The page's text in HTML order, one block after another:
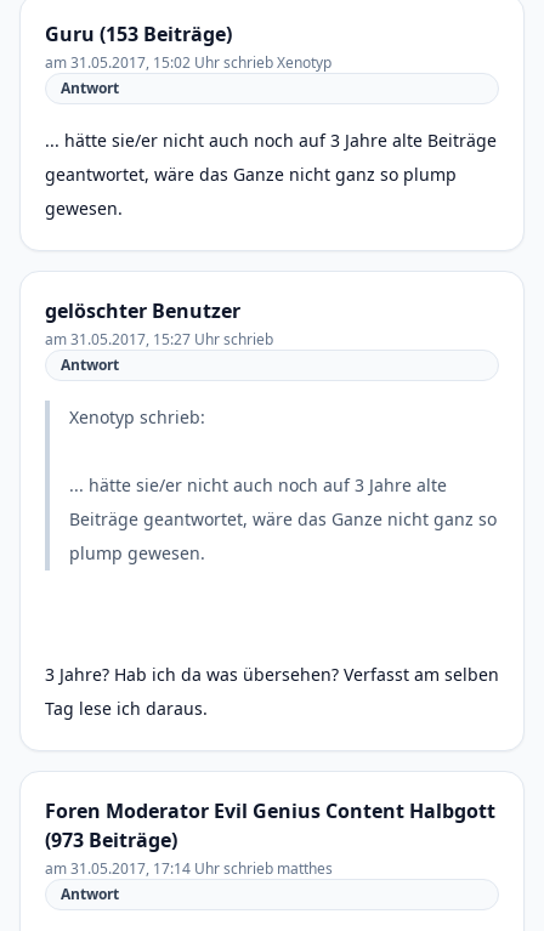
Guru (153 Beiträge)
am 31.05.2017, 15:02 Uhr schrieb Xenotyp
Antwort
... hätte sie/er nicht auch noch auf 3 Jahre alte Beiträge
geantwortet, wäre das Ganze nicht ganz so plump
gewesen.
gelöschter Benutzer
am 31.05.2017, 15:27 Uhr schrieb
Antwort
Xenotyp schrieb:
... hätte sie/er nicht auch noch auf 3 Jahre alte
Beiträge geantwortet, wäre das Ganze nicht ganz so
plump gewesen.
3 Jahre? Hab ich da was übersehen? Verfasst am selben
Tag lese ich daraus.
Foren Moderator Evil Genius Content Halbgott
(973 Beiträge)
am 31.05.2017, 17:14 Uhr schrieb matthes
Antwort